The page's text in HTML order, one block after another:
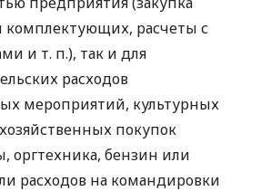
комплектующих, расчеты с
и т. п.), так и для
расходов
мероприятий, культурных
покупок
оргтехника, бензин или
расходов на командировки